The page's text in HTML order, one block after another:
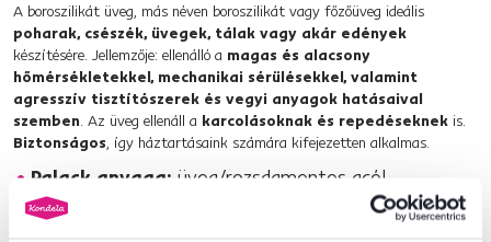
A boroszilikát üveg, más néven boroszilikát vagy főzőüveg ideális
poharak, csészék, üvegek, tálak vagy akár edények
készítésére. Jellemzője: ellenálló a magas és alacsony
hőmérsékletekkel, mechanikai sérülésekkel, valamint
agresszív tisztítószerek és vegyi anyagok hatásaival
szemben. Az üveg ellenáll a karcolásoknak és repedéseknek is.
Biztonságos, így háztartásaink számára kifejezetten alkalmas.
Palack anyaga: üveg/rozsdamentes acél
Palack színe: